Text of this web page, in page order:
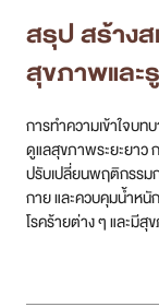
สรุป สร้าง
สุขภาพและ
การทำความเข้าใจบ
ดูแลสุขภาพระยะยาว
ปรับเปลี่ยนพฤติกรรม
กาย และควบคุมน้ำหนั
โรคร้ายต่าง ๆ และมีสุ